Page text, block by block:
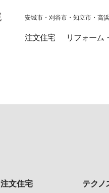
ナイスホーム トップページへ移動
安城市・刈谷市・知立市・高
注文住宅 リフォーム
注文住宅
テクノ